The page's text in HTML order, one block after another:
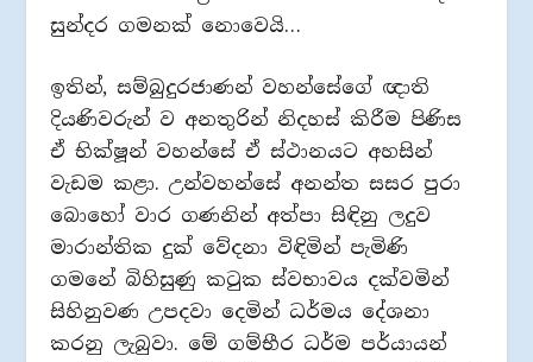
සුන්දර ගමනක් නොවෙයි…
ඉතින්, සම්බුදුරජාණන් වහන්සේගේ ඥාති
දියණිවරුන් ව අනතුරින් නිදහස් කිරීම පිණිස
ඒ භික්ෂූන් වහන්සේ ඒ ස්ථානයට අහසින්
වැඩම කළා. උන්වහන්සේ අනන්ත සසර පුරා
බොහෝ වාර ගණනින් අත්පා සිඳිනු ලදුව
මාරාන්තික දුක් වේදනා විඳිමින් පැමිණි
ගමනේ බිහිසුණු කටුක ස්වභාවය දක්වමින්
සිහිනුවණ උපදවා දෙමින් ධර්මය දේශනා
කරනු ලැබුවා. මේ ගම්භීර ධර්ම පර්යායන්